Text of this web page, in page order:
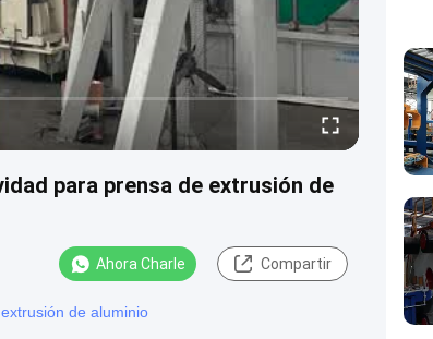
para prensa de extrusión de
Ahora Charle Compartir
de aluminio